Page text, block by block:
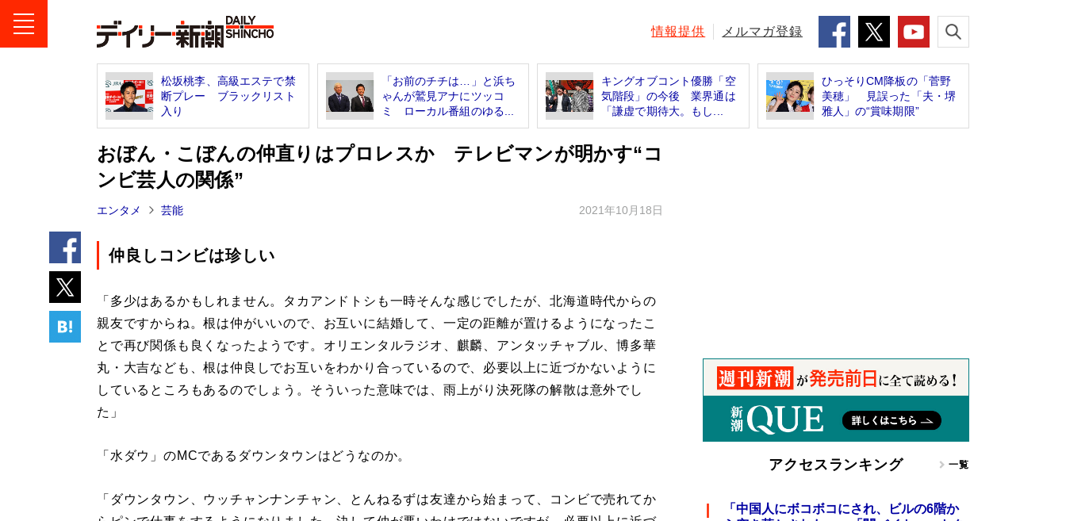
情報提供 メルマガ登録
松坂桃李、高級エステで禁
断プレー ブラックリスト
入り
「お前のチチは…」と浜ち
ゃんが鷲見アナにツッコ
ミ ローカル番組のゆる...
キングオブコント優勝「空
気階段」の今後 業界通は
「謙虚で期待大。もし...
ひっそりCM降板の「菅野
美穂」 見誤った「夫・堺
雅人」の“賞味期限”
おぼん・こぼんの仲直りはプロレスか テレビマンが明かす“コ
ンビ芸人の関係”
エンタメ 芸能 2021年10月18日
仲良しコンビは珍しい
「多少はあるかもしれません。タカアンドトシも一時そんな感じでしたが、北海道時代からの
親友ですからね。根は仲がいいので、お互いに結婚して、一定の距離が置けるようになったこ
とで再び関係も良くなったようです。オリエンタルラジオ、麒麟、アンタッチャブル、博多華
丸・大吉なども、根は仲良しでお互いをわかり合っているので、必要以上に近づかないように
しているところもあるのでしょう。そういった意味では、雨上がり決死隊の解散は意外でし
た」
「水ダウ」のMCであるダウンタウンはどうなのか。
「ダウンタウン、ウッチャンナンチャン、とんねるずは友達から始まって、コンビで売れてか
アクセスランキング 一覧
「中国人にボコボコにされ、ビルの6階か